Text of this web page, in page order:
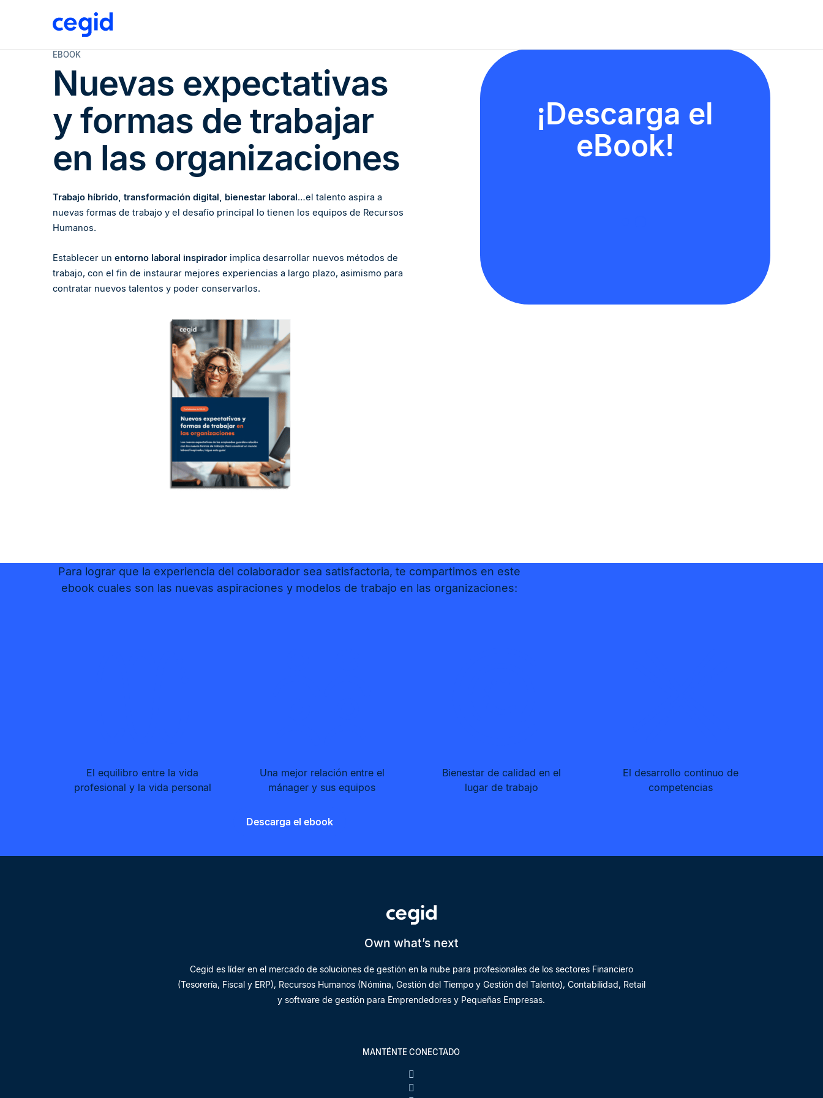
EBOOK
Nuevas expectativas
y formas de trabajar
en las organizaciones
Trabajo híbrido, transformación digital, bienestar laboral…el talento aspira a
nuevas formas de trabajo y el desafío principal lo tienen los equipos de Recursos
Humanos.
Establecer un entorno laboral inspirador implica desarrollar nuevos métodos de
trabajo, con el fin de instaurar mejores experiencias a largo plazo, asimismo para
contratar nuevos talentos y poder conservarlos.
¡Descarga el
eBook!
Para lograr que la experiencia del colaborador sea satisfactoria, te compartimos en este
ebook cuales son las nuevas aspiraciones y modelos de trabajo en las organizaciones:
El equilibro entre la vida
profesional y la vida personal
Una mejor relación entre el
mánager y sus equipos
Bienestar de calidad en el
lugar de trabajo
El desarrollo continuo de
competencias
Descarga el ebook
Own what’s next
Cegid es líder en el mercado de soluciones de gestión en la nube para profesionales de los sectores Financiero
(Tesorería, Fiscal y ERP), Recursos Humanos (Nómina, Gestión del Tiempo y Gestión del Talento), Contabilidad, Retail
y software de gestión para Emprendedores y Pequeñas Empresas.
MANTÉNTE CONECTADO